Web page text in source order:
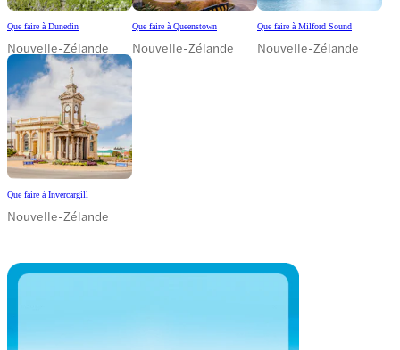
Que faire à Dunedin
Nouvelle-Zélande
Que faire à Queenstown
Nouvelle-Zélande
Que faire à Milford Sound
Nouvelle-Zélande
Que faire à Invercargill
Nouvelle-Zélande